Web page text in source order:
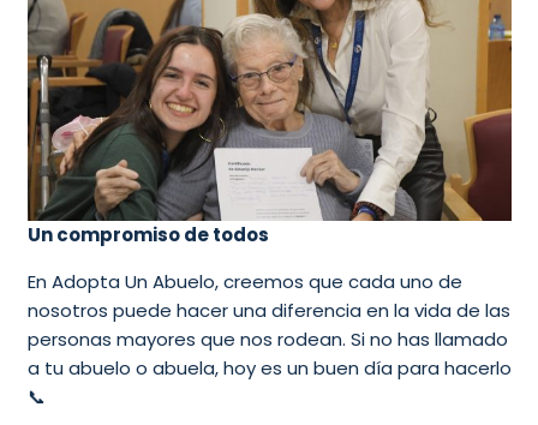
Un compromiso de todos
En Adopta Un Abuelo, creemos que cada uno de
nosotros puede hacer una diferencia en la vida de las
personas mayores que nos rodean. Si no has llamado
a tu abuelo o abuela, hoy es un buen día para hacerlo
📞